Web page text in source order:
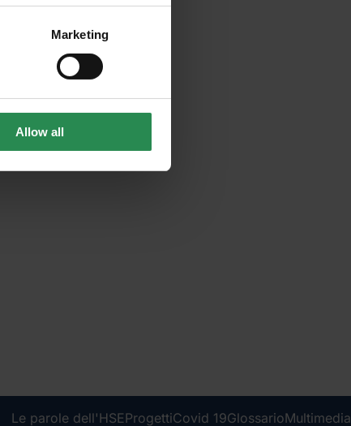
Marketing
Allow all
Le parole dell'HSEProgettiCovid 19GlossarioMultimedia